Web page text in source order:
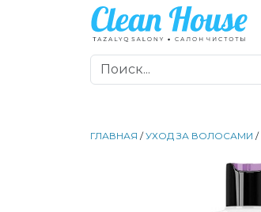
ГЛАВНАЯ /УХОД ЗА ВОЛОСАМИ /